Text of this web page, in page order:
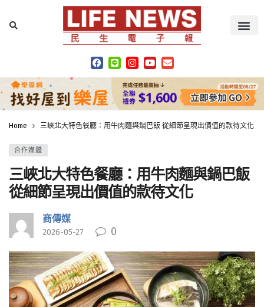
Home 三峽北大特色餐廳：用牛肉麵與鍋巴飯 從細節呈現出價值的款待文化
合作媒體
三峽北大特色餐廳：用牛肉麵與鍋巴飯
從細節呈現出價值的款待文化
商傳媒
2026-05-27 0